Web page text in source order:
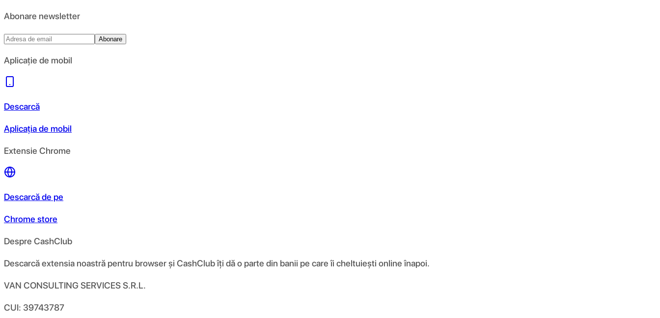
Abonare newsletter
Abonare
Aplicație de mobil
Descarcă
Aplicația de mobil
Extensie Chrome
Descarcă de pe
Chrome store
Despre CashClub
Descarcă extensia noastră pentru browser și CashClub îți dă o parte din banii pe care îi cheltuiești online înapoi.
VAN CONSULTING SERVICES S.R.L.
CUI: 39743787